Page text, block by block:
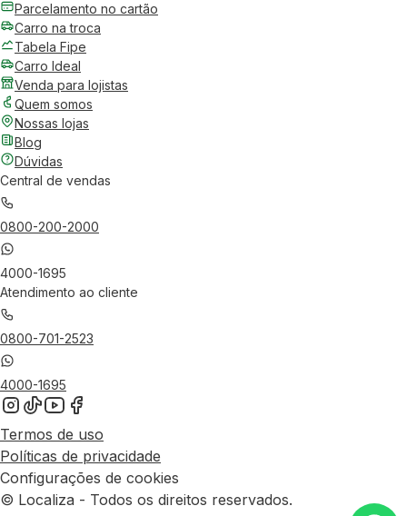
Parcelamento no cartão
Carro na troca
Tabela Fipe
Carro Ideal
Venda para lojistas
Quem somos
Nossas lojas
Blog
Dúvidas
Central de vendas
0800-200-2000
4000-1695
Atendimento ao cliente
0800-701-2523
4000-1695
Termos de uso
Políticas de privacidade
Configurações de cookies
© Localiza - Todos os direitos reservados.